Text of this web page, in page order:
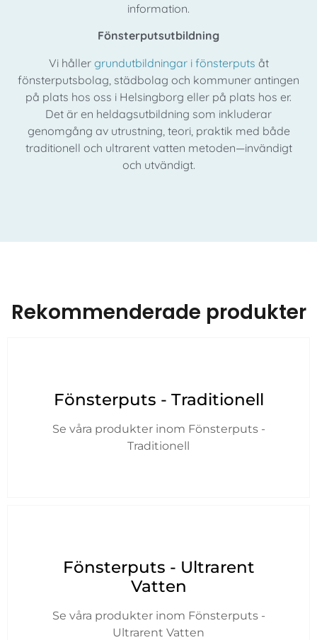
information.
Fönsterputsutbildning
Vi håller grundutbildningar i fönsterputs åt
fönsterputsbolag, städbolag och kommuner antingen
på plats hos oss i Helsingborg eller på plats hos er.
Det är en heldagsutbildning som inkluderar
genomgång av utrustning, teori, praktik med både
traditionell och ultrarent vatten metoden—invändigt
och utvändigt.
Rekommenderade produkter
Fönsterputs - Traditionell
Se våra produkter inom Fönsterputs -
Traditionell
Fönsterputs - Ultrarent
Vatten
Se våra produkter inom Fönsterputs -
Ultrarent Vatten